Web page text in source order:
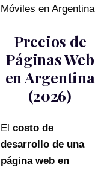
Precios de
Páginas Web
en Argentina
(2026)
El costo de
desarrollo de una
página web en